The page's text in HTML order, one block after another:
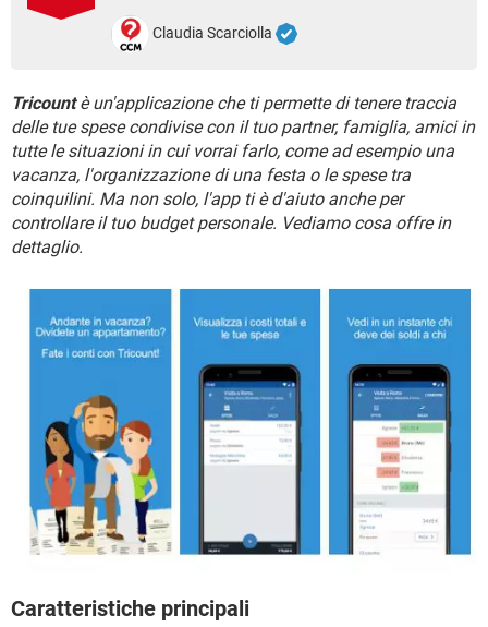
TIKTOK
Claudia Scarciolla
Tricountè un'applicazione che ti permette di tenere traccia
delle tue spese condivise con il tuo partner, famiglia, amici in
tutte le situazioni in cui vorrai farlo, come ad esempio una
vacanza, l'organizzazione di una festa o le spese tra
coinquilini. Ma non solo, l'app ti è d'aiuto anche per
controllare il tuo budget personale. Vediamo cosa offre in
dettaglio.
Caratteristiche principali